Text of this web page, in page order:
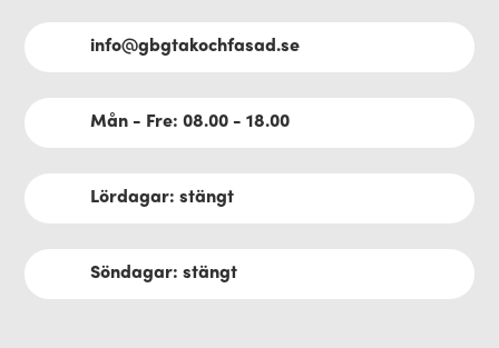
info@gbgtakochfasad.se
Mån - Fre: 08.00 - 18.00
Lördagar: stängt
Söndagar: stängt